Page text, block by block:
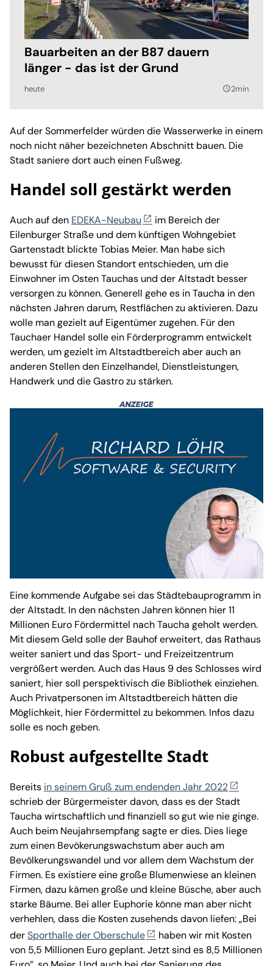
Bauarbeiten an der B87 dauern
länger - das ist der Grund
heute query_builder2min
Auf der Sommerfelder würden die Wasserwerke in einem
noch nicht näher bezeichneten Abschnitt bauen. Die
Stadt saniere dort auch einen Fußweg.
Handel soll gestärkt werden
Auch auf den EDEKA-Neubau
im Bereich der
Eilenburger Straße und dem künftigen Wohngebiet
Gartenstadt blickte Tobias Meier. Man habe sich
bewusst für diesen Standort entschieden, um die
Einwohner im Osten Tauchas und der Altstadt besser
versorgen zu können. Generell gehe es in Taucha in den
nächsten Jahren darum, Restflächen zu aktivieren. Dazu
wolle man gezielt auf Eigentümer zugehen. Für den
Tauchaer Handel solle ein Förderprogramm entwickelt
werden, um gezielt im Altstadtbereich aber auch an
anderen Stellen den Einzelhandel, Dienstleistungen,
Handwerk und die Gastro zu stärken.
Eine kommende Aufgabe sei das Städtebauprogramm in
der Altstadt. In den nächsten Jahren können hier 11
Millionen Euro Fördermittel nach Taucha geholt werden.
Mit diesem Geld solle der Bauhof erweitert, das Rathaus
weiter saniert und das Sport- und Freizeitzentrum
vergrößert werden. Auch das Haus 9 des Schlosses wird
saniert, hier soll perspektivisch die Bibliothek einziehen.
Auch Privatpersonen im Altstadtbereich hätten die
Möglichkeit, hier Fördermittel zu bekommen. Infos dazu
solle es noch geben.
Robust aufgestellte Stadt
Bereits in seinem Gruß zum endenden Jahr 2022
schrieb der Bürgermeister davon, dass es der Stadt
Taucha wirtschaftlich und finanziell so gut wie nie ginge.
Auch beim Neujahrsempfang sagte er dies. Dies liege
zum einen Bevökerungswachstum aber auch am
Bevölkerungswandel und vor allem dem Wachstum der
Firmen. Es existiere eine große Blumenwiese an kleinen
Firmen, dazu kämen große und kleine Büsche, aber auch
starke Bäume. Bei aller Euphorie könne man aber nicht
verhehlen, dass die Kosten zusehends davon liefen: „Bei
derSporthalle der Oberschule
haben wir mit Kosten
von 5,5 Millionen Euro geplant. Jetzt sind es 8,5 Millionen